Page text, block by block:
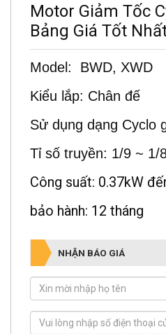
Motor Giảm Tốc
Bảng Giá Tốt
Model: BWD, XWD
Kiểu lắp: Chân đế
Sử dụng dạng Cyclo
Tỉ số truyền: 1/9 ~ 1/
Công suất: 0.37kW
bảo hành: 12 tháng
NHẬN BÁO GIÁ